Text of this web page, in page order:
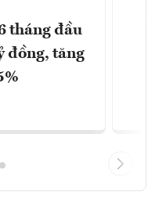
tháng đầu
đồng, tăng